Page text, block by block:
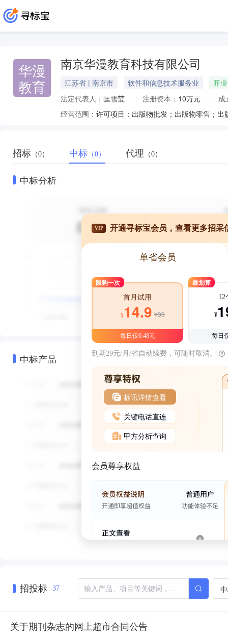
华漫
教育
南京华漫教育科技有限公司
江苏省 | 南京市 软件和信息技术服务业
开业
法定代表人： 匡雪莹 注册资本： 10万元
成
经营范围：
招标 （0） 中标 （0） 代理 （0）
中标分析
中标产品
VIP 开通寻标宝会员，查看更多招采
单省会员
限购一次
首月试用
¥14.9 ¥39
每日仅0.48元
最划算
12
¥
每日
到期29元/月/省自动续费，可随时取消。
标讯详情查看
关键电话直连
甲方分析查询
会员尊享权益
招投标 37
关于期刊杂志的网上超市合同公告